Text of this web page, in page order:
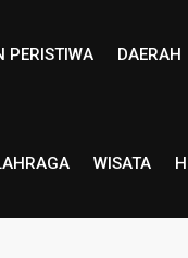
PERISTIWA DAERAH
WISATA